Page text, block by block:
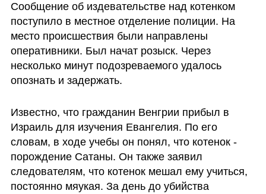
Сообщение об издевательстве над котенком
поступило в местное отделение полиции. На
место происшествия были направлены
оперативники. Был начат розыск. Через
несколько минут подозреваемого удалось
опознать и задержать.
Известно, что гражданин Венгрии прибыл в
Израиль для изучения Евангелия. По его
словам, в ходе учебы он понял, что котенок -
порождение Сатаны. Он также заявил
следователям, что котенок мешал ему учиться,
постоянно мяукая. За день до убийства